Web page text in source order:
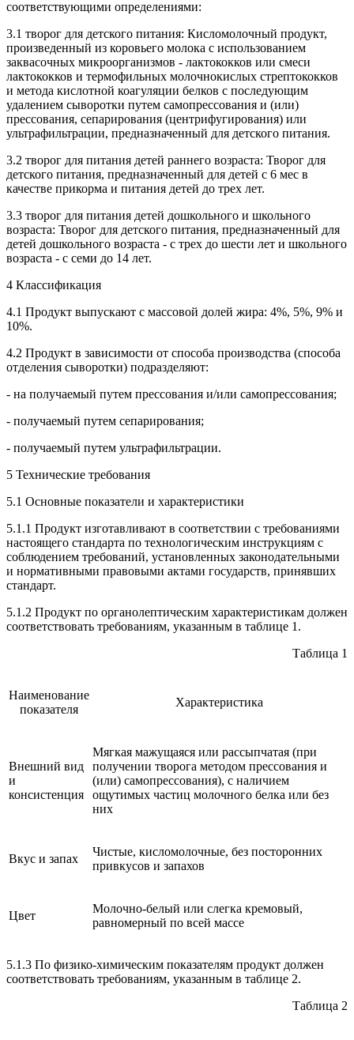
соответствующими определениями:
3.1 творог для детского питания: Кисломолочный продукт,
произведенный из коровьего молока с использованием
заквасочных микроорганизмов - лактококков или смеси
лактококков и термофильных молочнокислых стрептококков
и метода кислотной коагуляции белков с последующим
удалением сыворотки путем самопрессования и (или)
прессования, сепарирования (центрифугирования) или
ультрафильтрации, предназначенный для детского питания.
3.2 творог для питания детей раннего возраста: Творог для
детского питания, предназначенный для детей с 6 мес в
качестве прикорма и питания детей до трех лет.
3.3 творог для питания детей дошкольного и школьного
возраста: Творог для детского питания, предназначенный для
детей дошкольного возраста - с трех до шести лет и школьного
возраста - с семи до 14 лет.
4 Классификация
4.1 Продукт выпускают с массовой долей жира: 4%, 5%, 9% и
10%.
4.2 Продукт в зависимости от способа производства (способа
отделения сыворотки) подразделяют:
- на получаемый путем прессования и/или самопрессования;
- получаемый путем сепарирования;
- получаемый путем ультрафильтрации.
5 Технические требования
5.1 Основные показатели и характеристики
5.1.1 Продукт изготавливают в соответствии с требованиями
настоящего стандарта по технологическим инструкциям с
соблюдением требований, установленных законодательными
и нормативными правовыми актами государств, принявших
стандарт.
5.1.2 Продукт по органолептическим характеристикам должен
соответствовать требованиям, указанным в таблице 1.
Таблица 1
Наименование
показателя
Характеристика
Внешний вид
и
консистенция
Мягкая мажущаяся или рассыпчатая (при
получении творога методом прессования и
(или) самопрессования), с наличием
ощутимых частиц молочного белка или без
них
Вкус и запах
Чистые, кисломолочные, без посторонних
привкусов и запахов
Цвет
Молочно-белый или слегка кремовый,
равномерный по всей массе
5.1.3 По физико-химическим показателям продукт должен
соответствовать требованиям, указанным в таблице 2.
Таблица 2